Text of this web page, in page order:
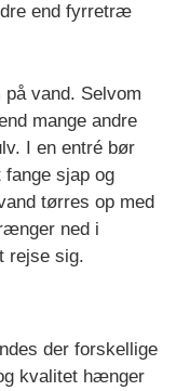
end fyrretræ
vand. Selvom
mange andre
I en entré bør
sjap og
tørres op med
ned i
rejse sig.
der forskellige
kvalitet hænger